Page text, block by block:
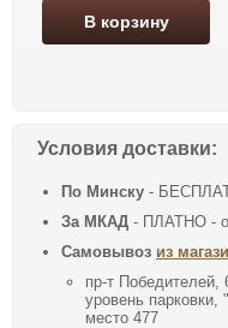
В корзину
Условия доставки:
По Минску -
За МКАД - ПЛАТНО -
Самовывоз из
пр-т
уровень парковки,
место 477